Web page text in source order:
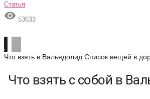
Статья
 53633
Что взять в Вальядолид Список вещей в
Что взять с собой в